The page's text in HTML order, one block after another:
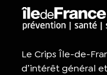
Le Crips Île-de-
d’intérêt général